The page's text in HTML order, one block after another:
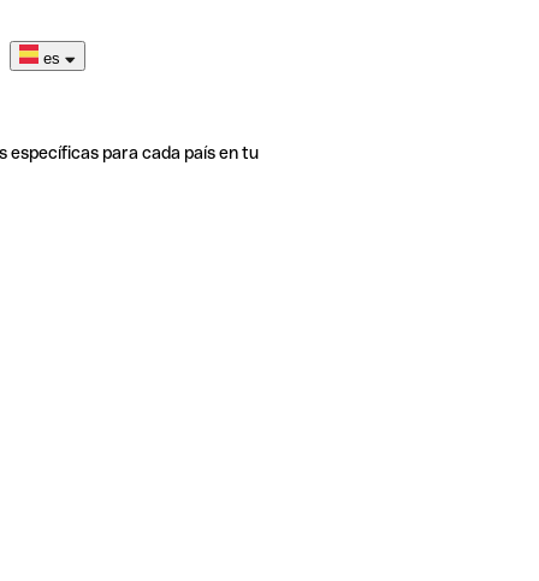
es
específicas para cada país en tu